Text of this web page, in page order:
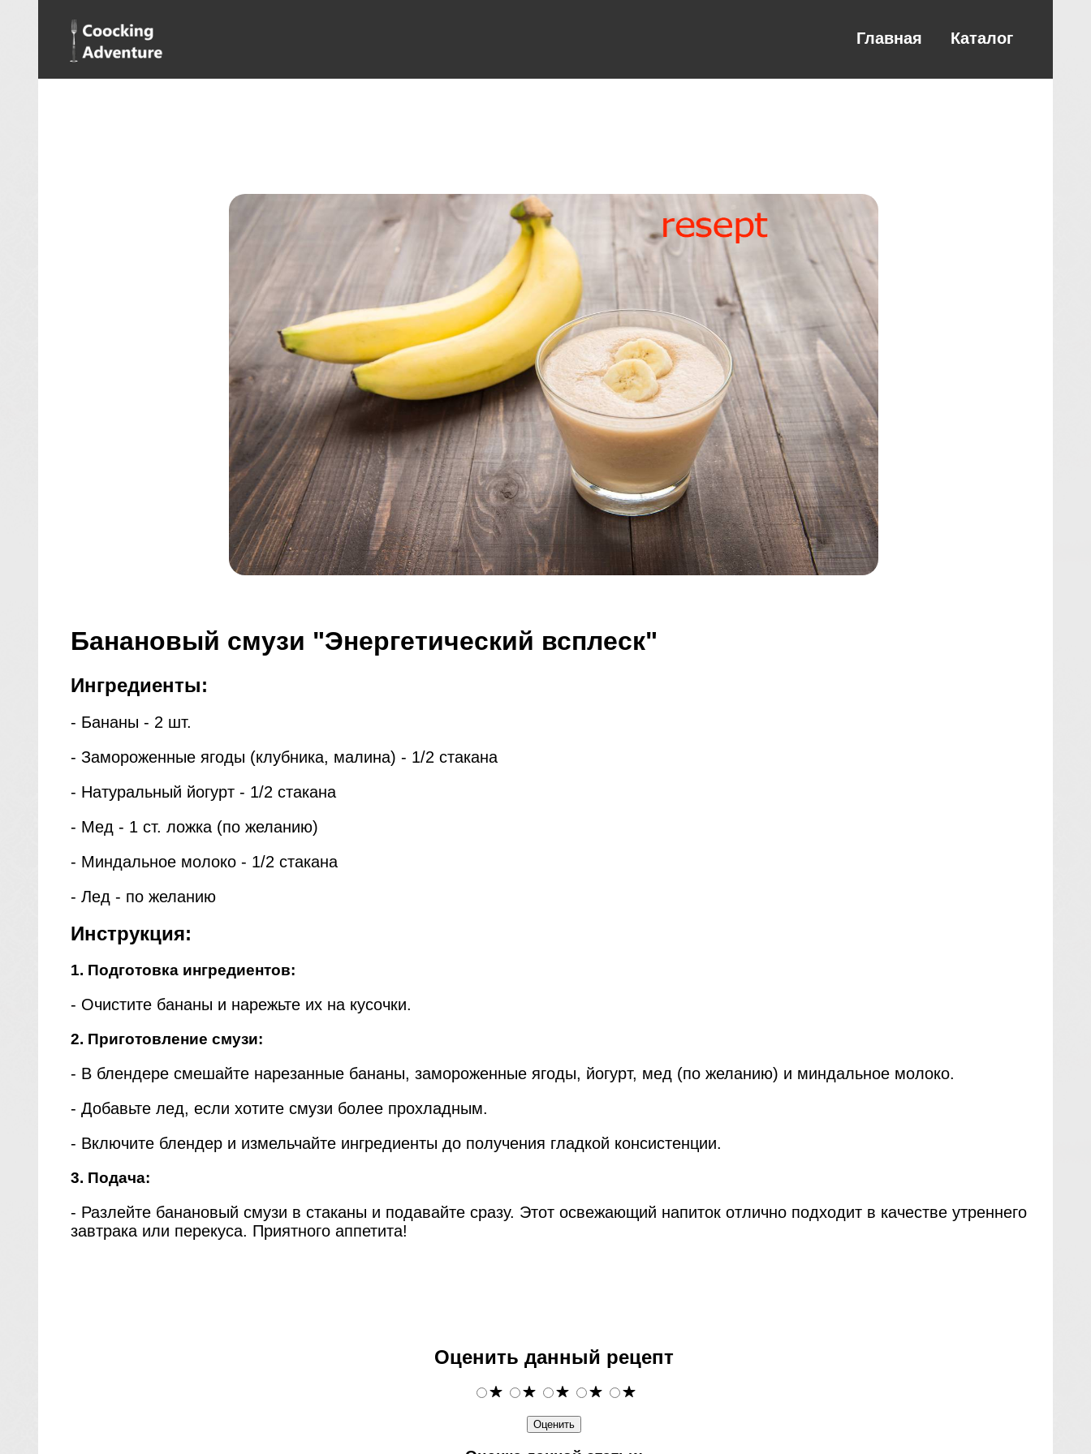
Главная Каталог
Банановый смузи "Энергетический всплеск"
Ингредиенты:
- Бананы - 2 шт.
- Замороженные ягоды (клубника, малина) - 1/2 стакана
- Натуральный йогурт - 1/2 стакана
- Мед - 1 ст. ложка (по желанию)
- Миндальное молоко - 1/2 стакана
- Лед - по желанию
Инструкция:
1. Подготовка ингредиентов:
- Очистите бананы и нарежьте их на кусочки.
2. Приготовление смузи:
- В блендере смешайте нарезанные бананы, замороженные ягоды, йогурт, мед (по желанию) и миндальное молоко.
- Добавьте лед, если хотите смузи более прохладным.
- Включите блендер и измельчайте ингредиенты до получения гладкой консистенции.
3. Подача:
- Разлейте банановый смузи в стаканы и подавайте сразу. Этот освежающий напиток отлично подходит в качестве утреннего
завтрака или перекуса. Приятного аппетита!
Оценить данный рецепт